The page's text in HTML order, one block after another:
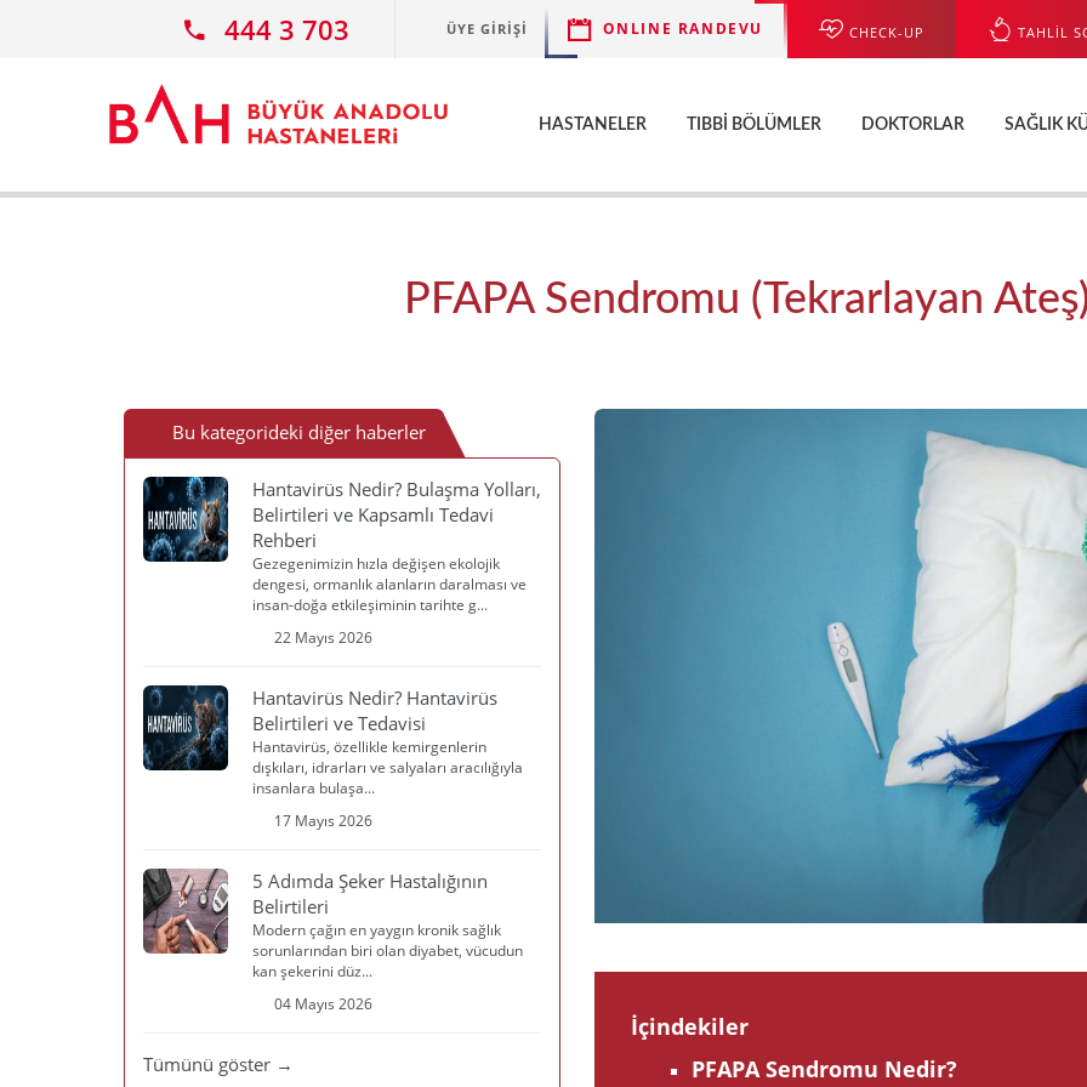
444 3 703 ÜYE GIRIŞI ONLINE RANDEVU CHECK-UP TAHLİL
HASTANELER TIBBI BÖLÜMLER DOKTORLAR SAĞLIK
PFAPA Sendromu (Tekrarlayan
İçindekiler
PFAPA Sendromu Nedir?
Bu kategorideki diğer haberler
Hantavirüs Nedir? Bulaşma Yolları,
Belirtileri ve Kapsamlı Tedavi
Rehberi
Gezegenimizin hızla değişen ekolojik
dengesi, ormanlık alanların daralması ve
insan-doğa etkileşiminin tarihte g...
22 Mayıs 2026
Hantavirüs Nedir? Hantavirüs
Belirtileri ve Tedavisi
Hantavirüs, özellikle kemirgenlerin
dışkıları, idrarları ve salyaları aracılığıyla
insanlara bulaşa...
17 Mayıs 2026
5 Adımda Şeker Hastalığının
Belirtileri
Modern çağın en yaygın kronik sağlık
sorunlarından biri olan diyabet, vücudun
kan şekerini düz...
04 Mayıs 2026
Tümünü göster →